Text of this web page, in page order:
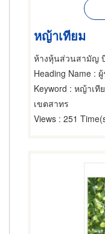
หญ้าเทียม
ห้างหุ้นส่วนสามัญ
Heading Name :
Keyword : หญ้าเที
เขตสาทร
Views : 251